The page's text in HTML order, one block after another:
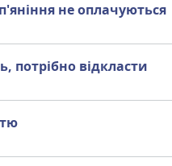
не оплачуються
потрібно відкласти